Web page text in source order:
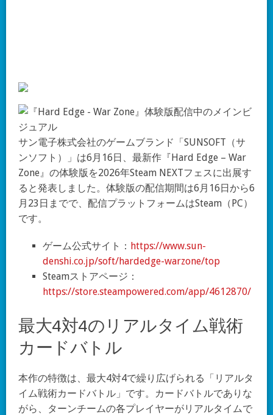
サン電子株式会社のゲームブランド「SUNSOFT（サ
ンソフト）」は6月16日、最新作『Hard Edge – War
Zone』の体験版を2026年Steam NEXTフェスに出展す
ると発表しました。体験版の配信期間は6月16日から6
月23日までで、配信プラットフォームはSteam（PC）
です。
ゲーム公式サイト： https://www.sun-
denshi.co.jp/soft/hardedge-warzone/top
Steamストアページ：
https://store.steampowered.com/app/4612870/
最大4対4のリアルタイム戦術
カードバトル
本作の特徴は、最大4対4で繰り広げられる「リアルタ
イム戦術カードバトル」です。カードバトルでありな
がら、ターンチームの各プレイヤーがリアルタイムで